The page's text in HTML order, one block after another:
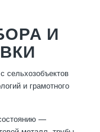
И
сельхозобъектов
и грамотного
—